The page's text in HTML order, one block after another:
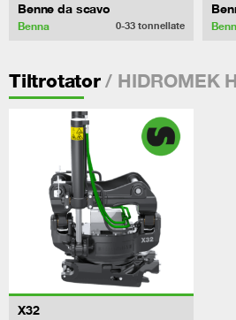
Benne da scavo
Benna 0-33 tonnellate
Tiltrotator/ HIDROMEK
X32